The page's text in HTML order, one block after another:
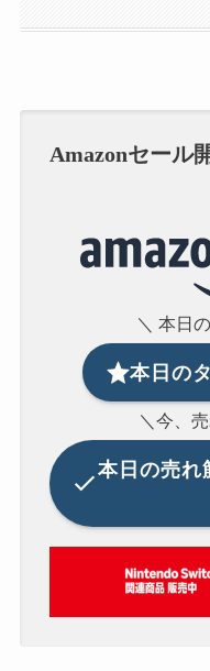
Amazonセール
＼ 本日
本日の
＼今、
本日の売れ